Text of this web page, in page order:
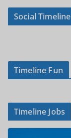
Social Timeline
Timeline Fun
Timeline Jobs